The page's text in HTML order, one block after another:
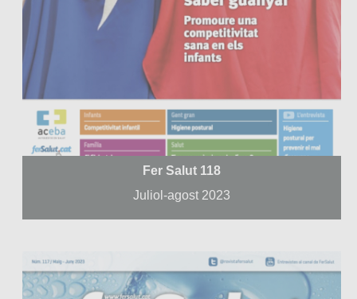
Fer Salut 118
Juliol-agost 2023